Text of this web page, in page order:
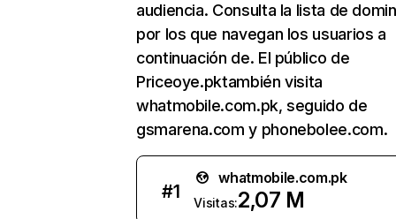
audiencia. Consulta la lista de
por los que navegan los usuarios a
continuación de. El público de
Priceoye.pktambién visita
whatmobile.com.pk, seguido de
gsmarena.com y phonebolee.com.
#1
whatmobile.com.pk
Visitas:2,07 M